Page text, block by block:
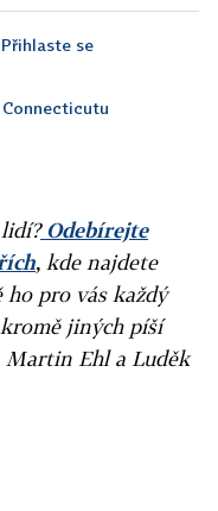
Přihlaste se
Odebírejte
, kde najdete
ho pro vás každý
jiných píší
Martin Ehl a Luděk